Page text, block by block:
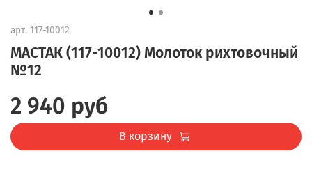
арт. 117-10012
МАСТАК (117-10012) Молоток рихтовочный
№12
2 940 руб
В корзину